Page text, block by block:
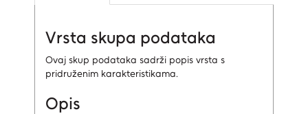
Vrsta skupa podataka
Ovaj skup podataka sadrži popis vrsta s
pridruženim karakteristikama.
Opis